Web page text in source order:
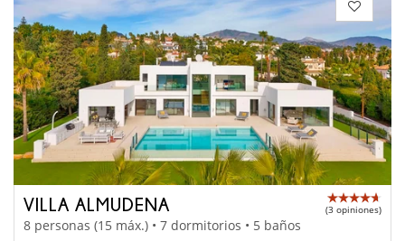
VILLA ALMUDENA (3 opiniones)
8 personas (15 máx.) • 7 dormitorios • 5 baños